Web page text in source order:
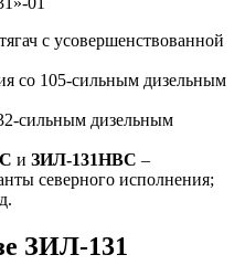
с усовершенствованной
со 105-сильным дизельным
сильным дизельным
и ЗИЛ-131НВС –
северного исполнения;
ЗИЛ-131